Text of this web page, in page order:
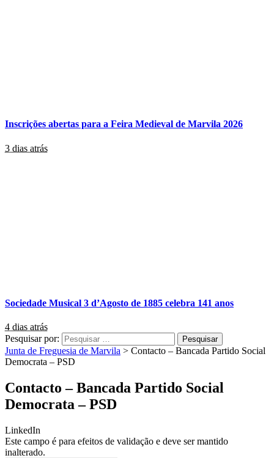
Inscrições abertas para a Feira Medieval de Marvila 2026
3 dias atrás
Sociedade Musical 3 d’Agosto de 1885 celebra 141 anos
4 dias atrás
Pesquisar por:
Junta de Freguesia de Marvila > Contacto – Bancada Partido Social
Democrata – PSD
Contacto – Bancada Partido Social
Democrata – PSD
LinkedIn
Este campo é para efeitos de validação e deve ser mantido
inalterado.